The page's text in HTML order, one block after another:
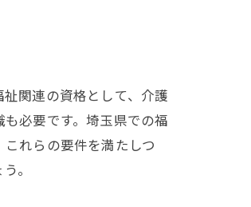
関連の資格として、介護
必要です。埼玉県での福
れらの要件を満たしつ
。